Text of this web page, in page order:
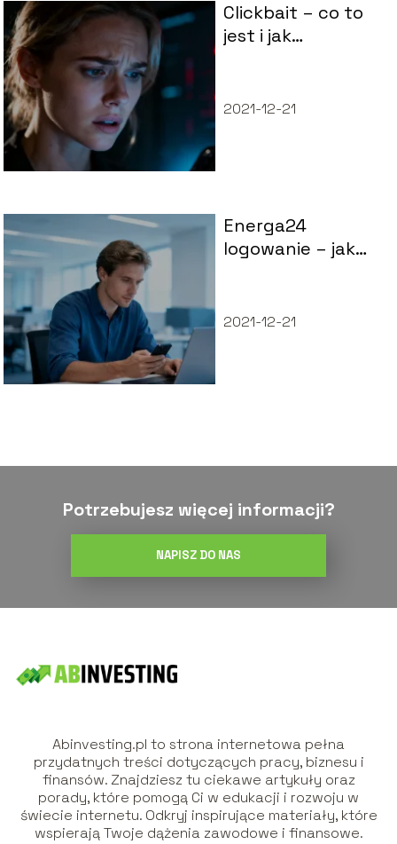
Clickbait – co to
jest i jak
2021-12-21
Energa24
logowanie – jak
2021-12-21
Potrzebujesz więcej informacji?
NAPISZ DO NAS
Abinvesting.pl to strona internetowa pełna
przydatnych treści dotyczących pracy, biznesu i
finansów. Znajdziesz tu ciekawe artykuły oraz
porady, które pomogą Ci w edukacji i rozwoju w
świecie internetu. Odkryj inspirujące materiały, które
wspierają Twoje dążenia zawodowe i finansowe.